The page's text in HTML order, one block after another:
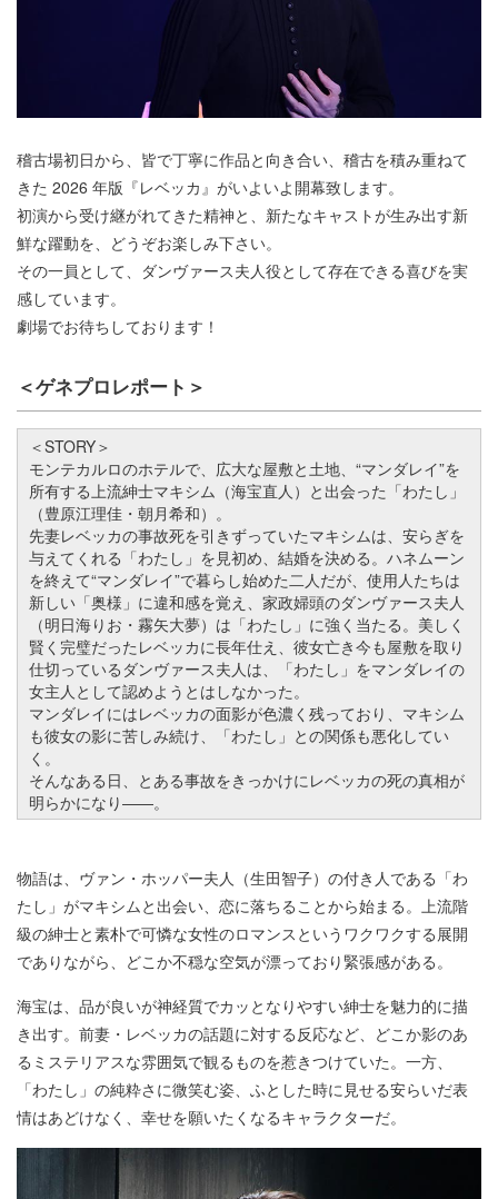
稽古場初日から、皆で丁寧に作品と向き合い、稽古を積み重ねて
きた 2026 年版『レベッカ』がいよいよ開幕致します。
初演から受け継がれてきた精神と、新たなキャストが生み出す新
鮮な躍動を、どうぞお楽しみ下さい。
その一員として、ダンヴァース夫人役として存在できる喜びを実
感しています。
劇場でお待ちしております！
＜ゲネプロレポート＞
＜STORY＞
モンテカルロのホテルで、広大な屋敷と土地、“マンダレイ”を
所有する上流紳士マキシム（海宝直人）と出会った「わたし」
（豊原江理佳・朝月希和）。
先妻レベッカの事故死を引きずっていたマキシムは、安らぎを
与えてくれる「わたし」を見初め、結婚を決める。ハネムーン
を終えて“マンダレイ”で暮らし始めた二人だが、使用人たちは
新しい「奥様」に違和感を覚え、家政婦頭のダンヴァース夫人
（明日海りお・霧矢大夢）は「わたし」に強く当たる。美しく
賢く完璧だったレベッカに長年仕え、彼女亡き今も屋敷を取り
仕切っているダンヴァース夫人は、「わたし」をマンダレイの
女主人として認めようとはしなかった。
マンダレイにはレベッカの面影が色濃く残っており、マキシム
も彼女の影に苦しみ続け、「わたし」との関係も悪化してい
く。
そんなある日、とある事故をきっかけにレベッカの死の真相が
明らかになり――。
物語は、ヴァン・ホッパー夫人（生田智子）の付き人である「わ
たし」がマキシムと出会い、恋に落ちることから始まる。上流階
級の紳士と素朴で可憐な女性のロマンスというワクワクする展開
でありながら、どこか不穏な空気が漂っており緊張感がある。
海宝は、品が良いが神経質でカッとなりやすい紳士を魅力的に描
き出す。前妻・レベッカの話題に対する反応など、どこか影のあ
るミステリアスな雰囲気で観るものを惹きつけていた。一方、
「わたし」の純粋さに微笑む姿、ふとした時に見せる安らいだ表
情はあどけなく、幸せを願いたくなるキャラクターだ。